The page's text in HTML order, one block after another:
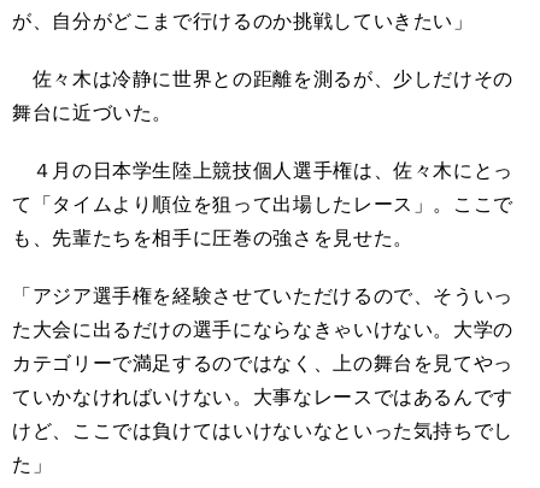
が、自分がどこまで行けるのか挑戦していきたい」
佐々木は冷静に世界との距離を測るが、少しだけその
舞台に近づいた。
４月の日本学生陸上競技個人選手権は、佐々木にとっ
て「タイムより順位を狙って出場したレース」。ここで
も、先輩たちを相手に圧巻の強さを見せた。
「アジア選手権を経験させていただけるので、そういっ
た大会に出るだけの選手にならなきゃいけない。大学の
カテゴリーで満足するのではなく、上の舞台を見てやっ
ていかなければいけない。大事なレースではあるんです
けど、ここでは負けてはいけないなといった気持ちでし
た」